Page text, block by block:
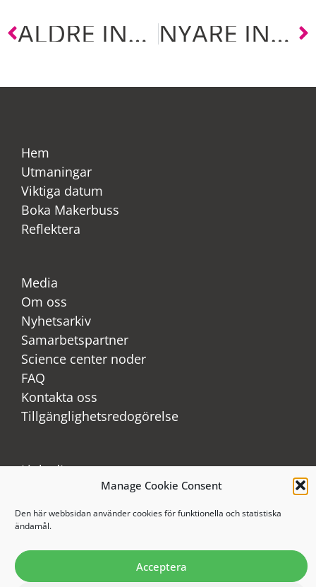
Manage Cookie Consent
Den här webbsidan använder cookies för funktionella och statistiska
ändamål.
Acceptera
ÄLDRE INLÄGG NYARE INLÄGG
Hem
Utmaningar
Viktiga datum
Boka Makerbuss
Reflektera
Media
Om oss
Nyhetsarkiv
Samarbetspartner
Science center noder
FAQ
Kontakta oss
Tillgänglighetsredogörelse
LinkedIn
Instagram